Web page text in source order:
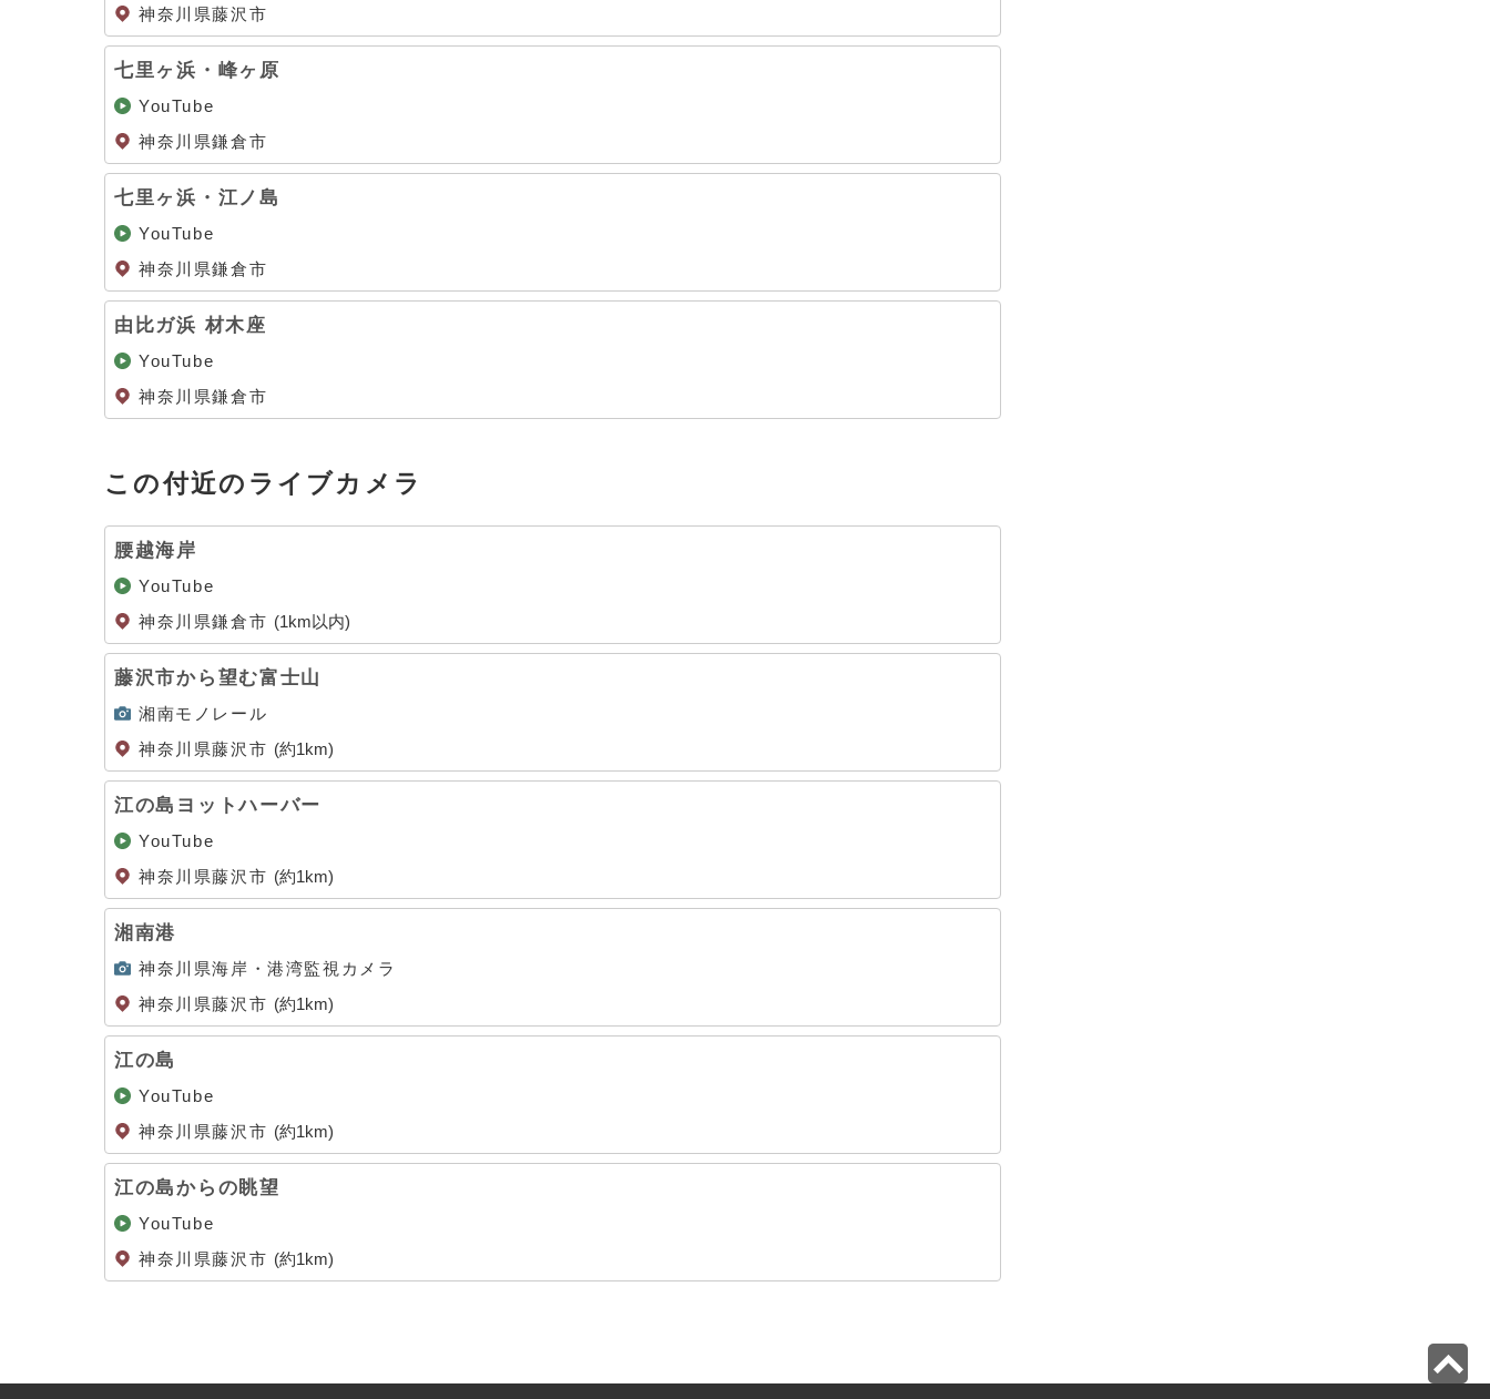
神奈川県藤沢市
七里ヶ浜・峰ヶ原
YouTube
神奈川県鎌倉市
七里ヶ浜・江ノ島
YouTube
神奈川県鎌倉市
由比ガ浜 材木座
YouTube
神奈川県鎌倉市
この付近のライブカメラ
腰越海岸
YouTube
神奈川県鎌倉市 (1km以内)
藤沢市から望む富士山
湘南モノレール
神奈川県藤沢市 (約1km)
江の島ヨットハーバー
YouTube
神奈川県藤沢市 (約1km)
湘南港
神奈川県海岸・港湾監視カメラ
神奈川県藤沢市 (約1km)
江の島
YouTube
神奈川県藤沢市 (約1km)
江の島からの眺望
YouTube
神奈川県藤沢市 (約1km)